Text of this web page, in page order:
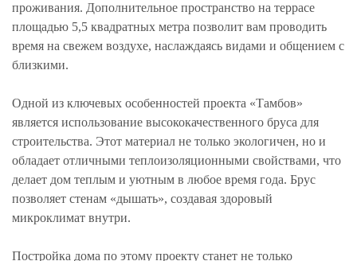
проживания. Дополнительное пространство на террасе
площадью 5,5 квадратных метра позволит вам проводить
время на свежем воздухе, наслаждаясь видами и общением с
близкими.
Одной из ключевых особенностей проекта «Тамбов»
является использование высококачественного бруса для
строительства. Этот материал не только экологичен, но и
обладает отличными теплоизоляционными свойствами, что
делает дом теплым и уютным в любое время года. Брус
позволяет стенам «дышать», создавая здоровый
микроклимат внутри.
Постройка дома по этому проекту станет не только